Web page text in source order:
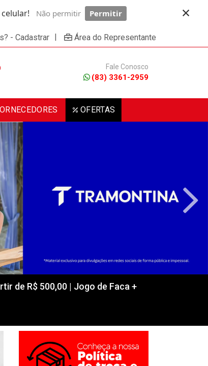
Não permitir Permitir ×
- Cadastrar | Área do Representante
Fale Conosco
(83) 3361-2959
OFERTAS
de R$ 500,00 | Jogo de Faca +